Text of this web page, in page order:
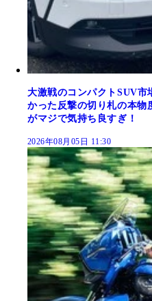
大激戦のコンパクトSUV
かった反撃の切り札の本
がマジで気持ち良すぎ！
2026年08月05日 11:30